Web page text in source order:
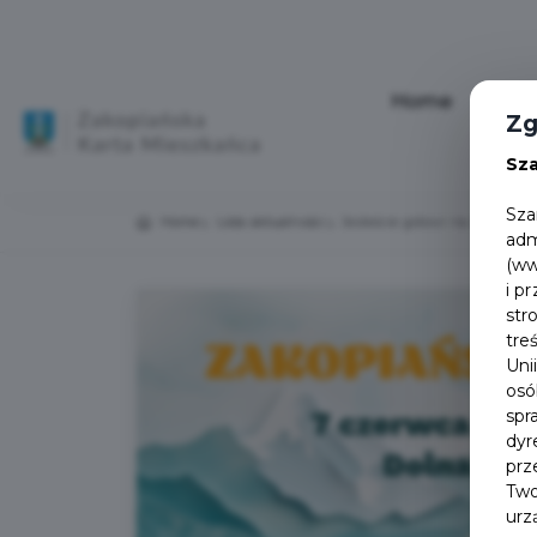
Home
Jesteście gotowi na
i